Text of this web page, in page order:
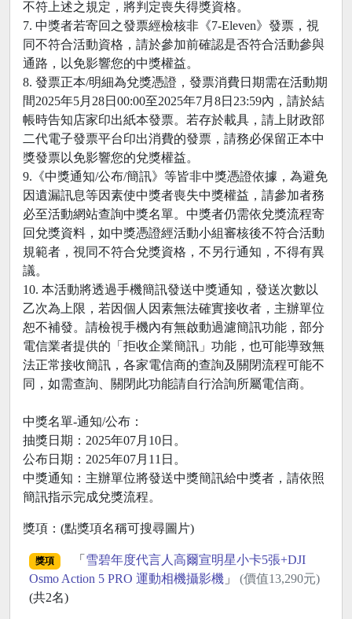
不符上述之規定，將判定喪失得獎資格。
7. 中獎者若寄回之發票經檢核非《7-Eleven》發票，視
同不符合活動資格，請於參加前確認是否符合活動參與
通路，以免影響您的中獎權益。
8. 發票正本/明細為兌獎憑證，發票消費日期需在活動期
間2025年5月28日00:00至2025年7月8日23:59內，請於結
帳時告知店家印出紙本發票。若存於載具，請上財政部
二代電子發票平台印出消費的發票，請務必保留正本中
獎發票以免影響您的兌獎權益。
9.《中獎通知/公布/簡訊》等皆非中獎憑證依據，為避免
因遺漏訊息等因素使中獎者喪失中獎權益，請參加者務
必至活動網站查詢中獎名單。中獎者仍需依兌獎流程寄
回兌獎資料，如中獎憑證經活動小組審核後不符合活動
規範者，視同不符合兌獎資格，不另行通知，不得有異
議。
10. 本活動將透過手機簡訊發送中獎通知，發送次數以
乙次為上限，若因個人因素無法確實接收者，主辦單位
恕不補發。請檢視手機內有無啟動過濾簡訊功能，部分
電信業者提供的「拒收企業簡訊」功能，也可能導致無
法正常接收簡訊，各家電信商的查詢及關閉流程可能不
同，如需查詢、關閉此功能請自行洽詢所屬電信商。
中獎名單-通知/公布：
抽獎日期：2025年07月10日。
公布日期：2025年07月11日。
中獎通知：主辦單位將發送中獎簡訊給中獎者，請依照
簡訊指示完成兌獎流程。
獎項：(點獎項名稱可搜尋圖片)
獎項 「 雪碧年度代言人高爾宣明星小卡5張+DJI
Osmo Action 5 PRO 運動相機攝影機 」 (價值13,290元)
(共2名)